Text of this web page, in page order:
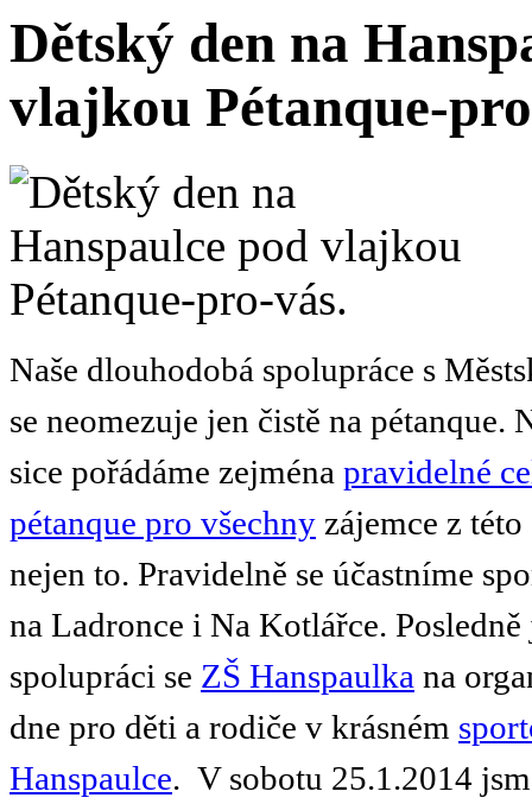
Dětský den na
vlajkou Pétanque-
Naše dlouhodobá spolupráce s
se neomezuje jen čistě na pétanque.
sice pořádáme zejména pravidelné
pétanque pro všechny zájemce z
nejen to. Pravidelně se účastníme
na Ladronce i Na Kotlářce.
spolupráci se ZŠ Hanspaulka na
dne pro děti a rodiče v krásném
Hanspaulce. V sobotu 25.1.2014